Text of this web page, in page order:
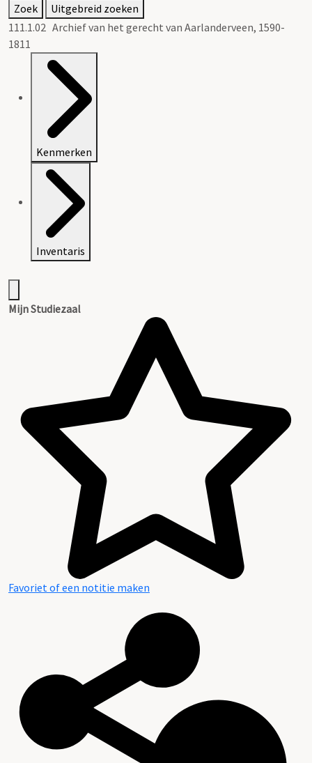
Zoek
Uitgebreid zoeken
111.1.02 Archief van het gerecht van Aarlanderveen, 1590-
1811
Kenmerken
Inventaris
Mijn Studiezaal
Favoriet of een notitie maken